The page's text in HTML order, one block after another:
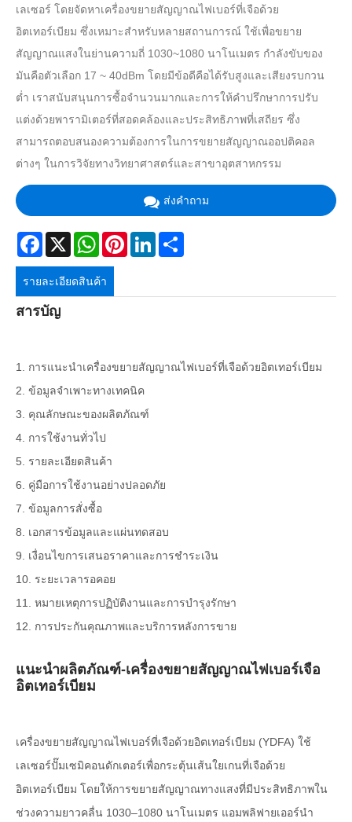
เลเซอร์ โดยจัดหาเครื่องขยายสัญญาณไฟเบอร์ที่เจือด้วย
อิตเทอร์เบียม ซึ่งเหมาะสำหรับหลายสถานการณ์ ใช้เพื่อขยาย
สัญญาณแสงในย่านความถี่ 1030~1080 นาโนเมตร กำลังขับของ
มันคือตัวเลือก 17 ~ 40dBm โดยมีข้อดีคือได้รับสูงและเสียงรบกวน
ต่ำ เราสนับสนุนการซื้อจำนวนมากและการให้คำปรึกษาการปรับ
แต่งด้วยพารามิเตอร์ที่สอดคล้องและประสิทธิภาพที่เสถียร ซึ่ง
สามารถตอบสนองความต้องการในการขยายสัญญาณออปติคอล
ต่างๆ ในการวิจัยทางวิทยาศาสตร์และสาขาอุตสาหกรรม
ส่งคำถาม
Facebook
X WhatsAppPinterestLinkedIn
รายละเอียดสินค้า
สารบัญ
1. การแนะนำเครื่องขยายสัญญาณไฟเบอร์ที่เจือด้วยอิตเทอร์เบียม
2. ข้อมูลจำเพาะทางเทคนิค
3. คุณลักษณะของผลิตภัณฑ์
4. การใช้งานทั่วไป
5. รายละเอียดสินค้า
6. คู่มือการใช้งานอย่างปลอดภัย
7. ข้อมูลการสั่งซื้อ
8. เอกสารข้อมูลและแผ่นทดสอบ
9. เงื่อนไขการเสนอราคาและการชำระเงิน
10. ระยะเวลารอคอย
11. หมายเหตุการปฏิบัติงานและการบำรุงรักษา
12. การประกันคุณภาพและบริการหลังการขาย
แนะนำผลิตภัณฑ์-เครื่องขยายสัญญาณไฟเบอร์เจือ
อิตเทอร์เบียม
เครื่องขยายสัญญาณไฟเบอร์ที่เจือด้วยอิตเทอร์เบียม (YDFA) ใช้
เลเซอร์ปั๊มเซมิคอนดักเตอร์เพื่อกระตุ้นเส้นใยเกนที่เจือด้วย
อิตเทอร์เบียม โดยให้การขยายสัญญาณทางแสงที่มีประสิทธิภาพใน
ช่วงความยาวคลื่น 1030–1080 นาโนเมตร แอมพลิฟายเออร์นำ